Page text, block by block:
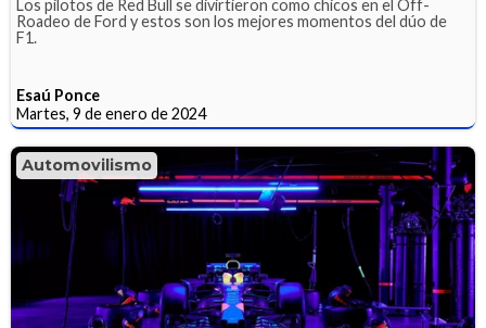
Los pilotos de Red Bull se divirtieron como chicos en el Off-
Roadeo de Ford y estos son los mejores momentos del dúo de
F1.
Esaú Ponce
Martes, 9 de enero de 2024
Automovilismo